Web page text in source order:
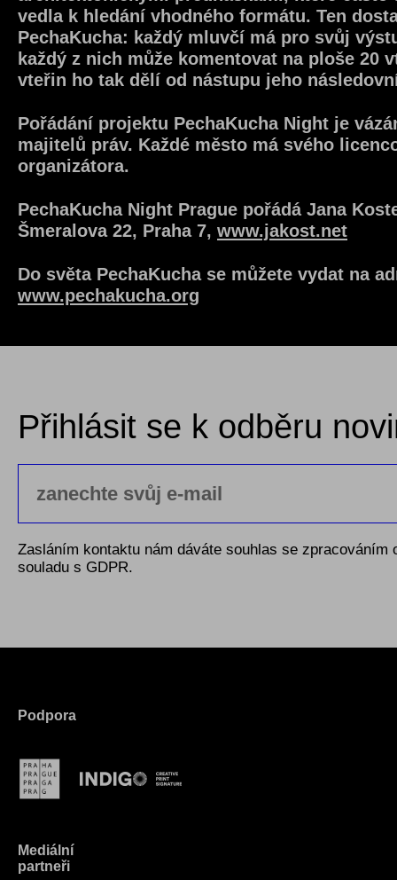
vedla k hledání vhodného formátu. Ten
PechaKucha: každý mluvčí má pro svůj
každý z nich může komentovat na ploše 20
vteřin ho tak dělí od nástupu jeho
Pořádání projektu PechaKucha Night je
majitelů práv. Každé město má svého
organizátora.
PechaKucha Night Prague pořádá Jana
Šmeralova 22, Praha 7, www.jakost.net
Do světa PechaKucha se můžete vydat na
www.pechakucha.org
Přihlásit se k odběru
Zasláním kontaktu nám dáváte souhlas se zpracováním
souladu s GDPR.
Podpora
Mediální
partneři